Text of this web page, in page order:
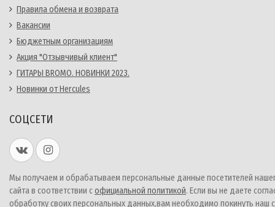
Правила обмена и возврата
Вакансии
Бюджетным организациям
Акция "Отзывчивый клиент"
ГИТАРЫ BROMO. НОВИНКИ 2023.
Новинки от Hercules
СОЦСЕТИ
Мы получаем и обрабатываем персональные данные посетителей
сайта в соответствии софициальной политикой. Если вы не даете
обработку своих персональных данных,вам необходимо покинуть наш